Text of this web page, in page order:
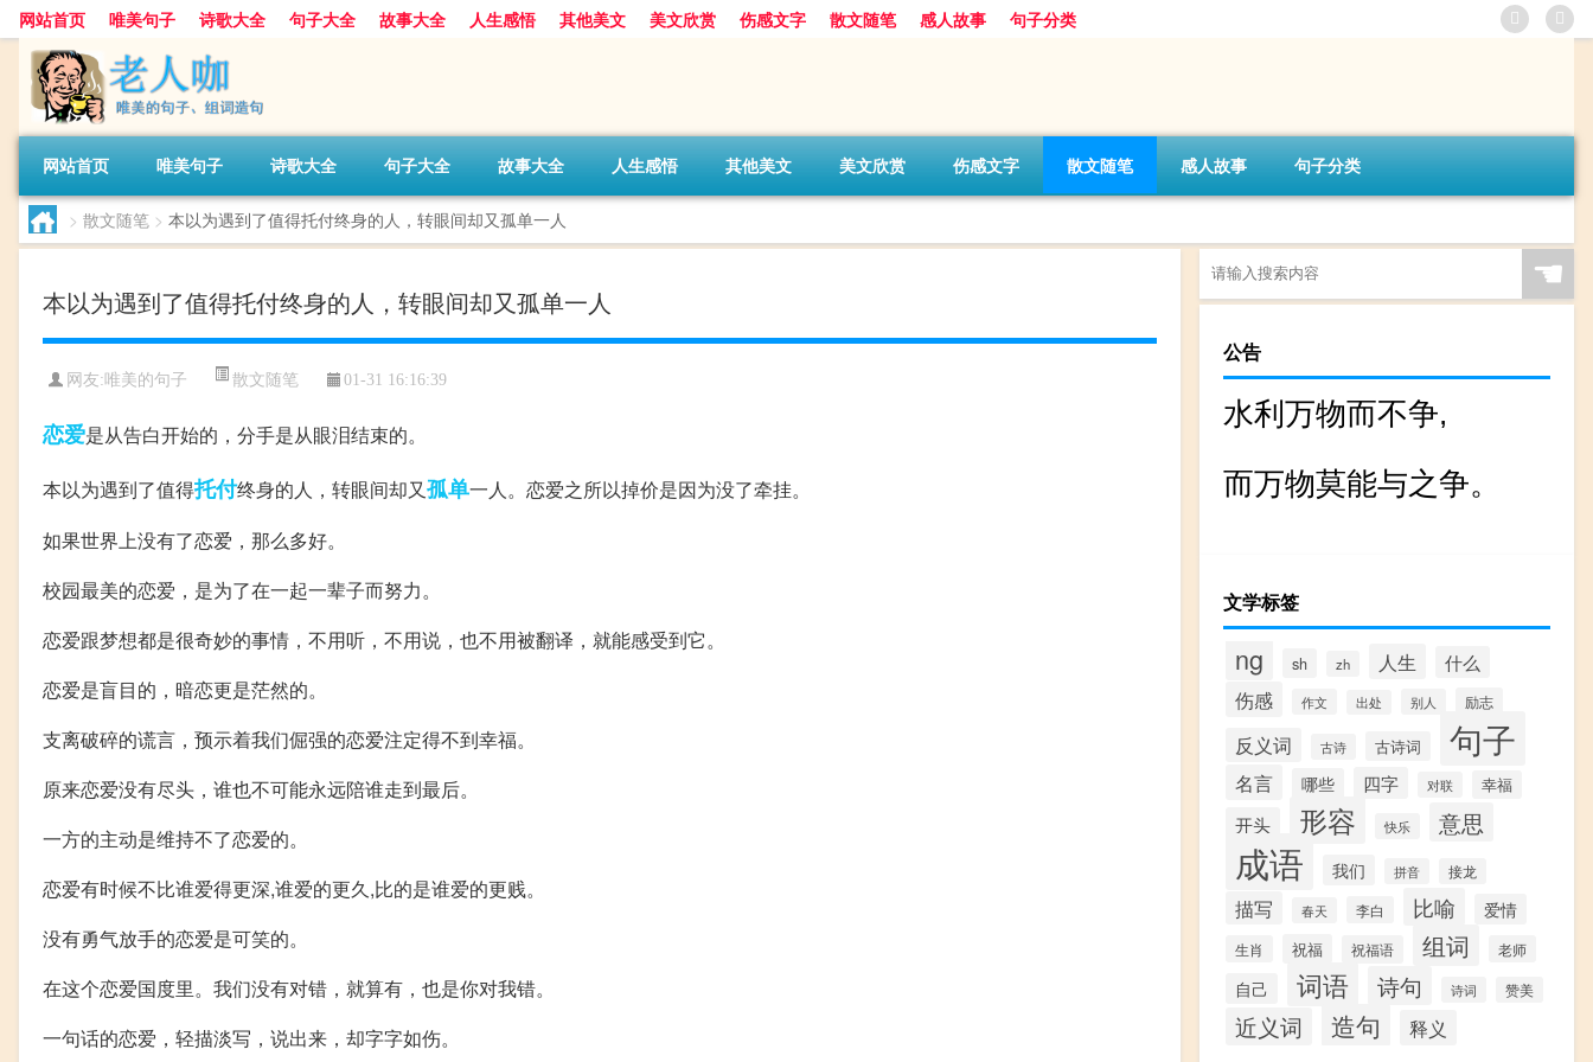
网站首页 唯美句子 诗歌大全 句子大全 故事大全 人生感悟 其他美文 美文欣赏 伤感文字 散文随笔 感人故事 句子分类
网站首页 唯美句子 诗歌大全 句子大全 故事大全 人生感悟 其他美文 美文欣赏 伤感文字 散文随笔 感人故事 句子分类
> 散文随笔 > 本以为遇到了值得托付终身的人，转眼间却又孤单一人
本以为遇到了值得托付终身的人，转眼间却又孤单一人
网友:唯美的句子 散文随笔 01-31 16:16:39
恋爱是从告白开始的，分手是从眼泪结束的。
本以为遇到了值得托付终身的人，转眼间却又孤单一人。恋爱之所以掉价是因为没了牵挂。
如果世界上没有了恋爱，那么多好。
校园最美的恋爱，是为了在一起一辈子而努力。
恋爱跟梦想都是很奇妙的事情，不用听，不用说，也不用被翻译，就能感受到它。
恋爱是盲目的，暗恋更是茫然的。
支离破碎的谎言，预示着我们倔强的恋爱注定得不到幸福。
原来恋爱没有尽头，谁也不可能永远陪谁走到最后。
一方的主动是维持不了恋爱的。
恋爱有时候不比谁爱得更深,谁爱的更久,比的是谁爱的更贱。
没有勇气放手的恋爱是可笑的。
在这个恋爱国度里。我们没有对错，就算有，也是你对我错。
一句话的恋爱，轻描淡写，说出来，却字字如伤。
☚
公告
水利万物而不争,
而万物莫能与之争。
文学标签
ng sh zh 人生 什么
伤感 作文 出处 别人 励志
反义词 古诗 古诗词 句子
名言 哪些 四字 对联 幸福
开头 形容 快乐 意思
成语 我们 拼音 接龙
描写 春天 李白 比喻 爱情
生肖 祝福 祝福语 组词 老师
自己 词语 诗句 诗词 赞美
近义词 造句 释义